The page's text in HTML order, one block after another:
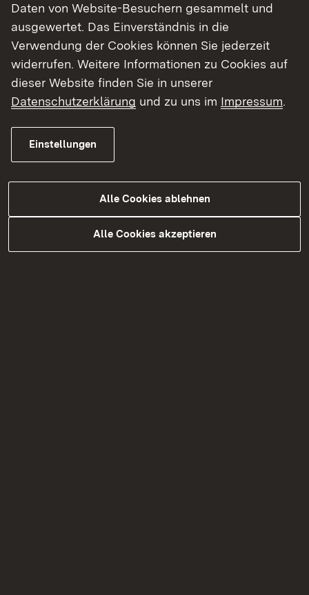
Daten von Website-Besuchern gesammelt und
ausgewertet. Das Einverständnis in die
Verwendung der Cookies können Sie jederzeit
widerrufen. Weitere Informationen zu Cookies auf
dieser Website finden Sie in unserer
Datenschutzerklärung und zu uns im Impressum.
Einstellungen
Alle Cookies ablehnen
Alle Cookies akzeptieren